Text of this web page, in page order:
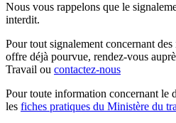
Nous vous rappelons que le
interdit.
Pour tout signalement concernant des
offre déjà pourvue, rendez-vous
Travail ou contactez-nous
Pour toute information concernant le
les fiches pratiques du Ministère du